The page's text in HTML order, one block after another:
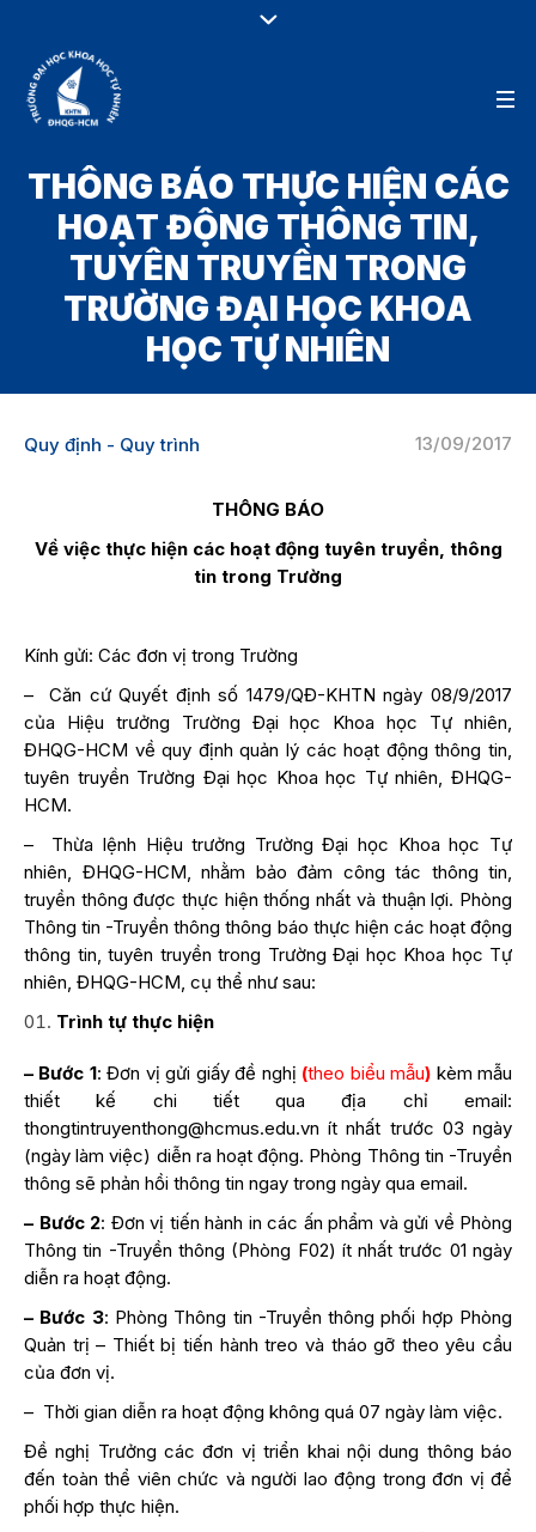
THÔNG BÁO THỰC HIỆN CÁC
HOẠT ĐỘNG THÔNG TIN,
TUYÊN TRUYỀN TRONG
TRƯỜNG ĐẠI HỌC KHOA
HỌC TỰ NHIÊN
13/09/2017
Quy định - Quy trình
THÔNG BÁO
Về việc thực hiện các hoạt động tuyên truyền, thông
tin trong Trường
Kính gửi: Các đơn vị trong Trường
– Căn cứ Quyết định số 1479/QĐ-KHTN ngày 08/9/2017
của Hiệu trưởng Trường Đại học Khoa học Tự nhiên,
ĐHQG-HCM về quy định quản lý các hoạt động thông tin,
tuyên truyền Trường Đại học Khoa học Tự nhiên, ĐHQG-
HCM.
– Thừa lệnh Hiệu trưởng Trường Đại học Khoa học Tự
nhiên, ĐHQG-HCM, nhằm bảo đảm công tác thông tin,
truyền thông được thực hiện thống nhất và thuận lợi. Phòng
Thông tin -Truyền thông thông báo thực hiện các hoạt động
thông tin, tuyên truyền trong Trường Đại học Khoa học Tự
nhiên, ĐHQG-HCM, cụ thể như sau:
Trình tự thực hiện
– Bước 1: Đơn vị gửi giấy đề nghị (theo biểu mẫu) kèm mẫu
thiết kế chi tiết qua địa chỉ email:
thongtintruyenthong@hcmus.edu.vn ít nhất trước 03 ngày
(ngày làm việc) diễn ra hoạt động. Phòng Thông tin -Truyền
thông sẽ phản hồi thông tin ngay trong ngày qua email.
– Bước 2: Đơn vị tiến hành in các ấn phẩm và gửi về Phòng
Thông tin -Truyền thông (Phòng F02) ít nhất trước 01 ngày
diễn ra hoạt động.
– Bước 3: Phòng Thông tin -Truyền thông phối hợp Phòng
Quản trị – Thiết bị tiến hành treo và tháo gỡ theo yêu cầu
của đơn vị.
– Thời gian diễn ra hoạt động không quá 07 ngày làm việc.
Đề nghị Trưởng các đơn vị triển khai nội dung thông báo
đến toàn thể viên chức và người lao động trong đơn vị để
phối hợp thực hiện.